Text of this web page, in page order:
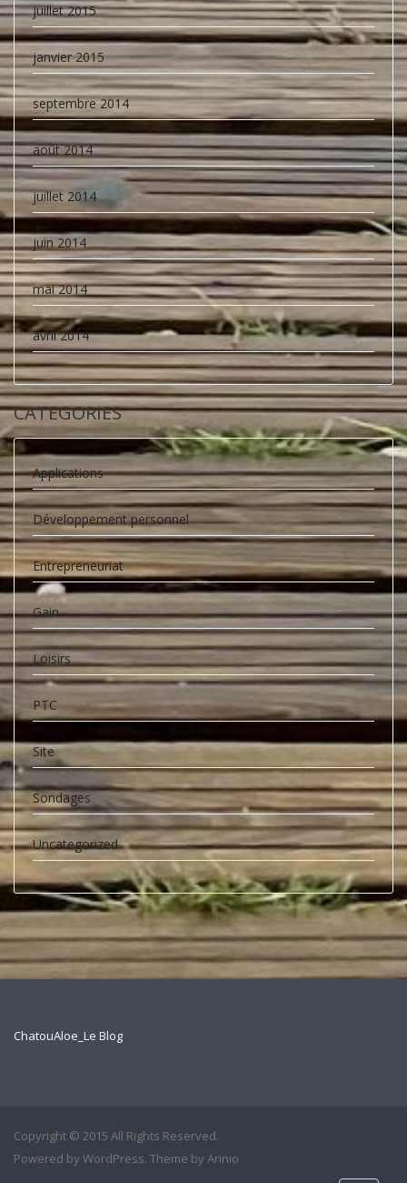
juillet 2015
janvier 2015
septembre 2014
août 2014
juillet 2014
juin 2014
mai 2014
avril 2014
CATEGORIES
Applications
Développement personnel
Entrepreneuriat
Gain
Loisirs
PTC
Site
Sondages
Uncategorized
ChatouAloe_Le Blog
Copyright © 2015 All Rights Reserved.
Powered by WordPress. Theme by Arinio